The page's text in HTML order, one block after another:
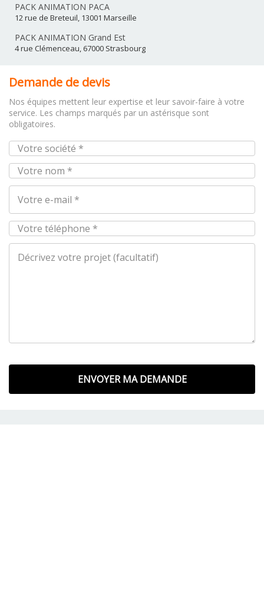
PACK ANIMATION PACA
12 rue de Breteuil, 13001 Marseille
PACK ANIMATION Grand Est
4 rue Clémenceau, 67000 Strasbourg
Demande de devis
Nos équipes mettent leur expertise et leur savoir-faire à votre
service. Les champs marqués par un astérisque sont
obligatoires.